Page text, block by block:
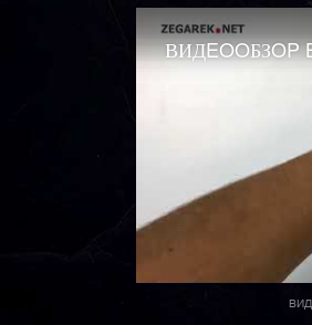
ВИДEOOБЗOP